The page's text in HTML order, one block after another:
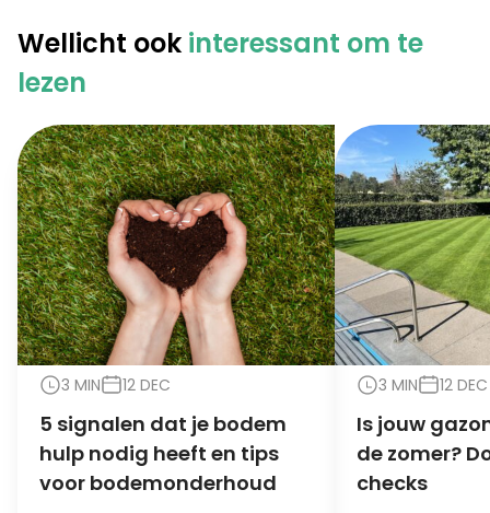
Wellicht ook interessant om te
lezen
3 MIN 12 DEC
5 signalen dat je bodem
hulp nodig heeft en tips
voor bodemonderhoud
3 MIN 12 DEC
Is jouw
de zomer?
checks